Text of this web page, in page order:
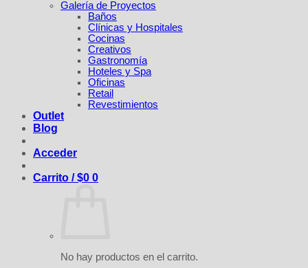
Galería de Proyectos
Baños
Clínicas y Hospitales
Cocinas
Creativos
Gastronomía
Hoteles y Spa
Oficinas
Retail
Revestimientos
Outlet
Blog
Acceder
Carrito /$0 0
No hay productos en el carrito.